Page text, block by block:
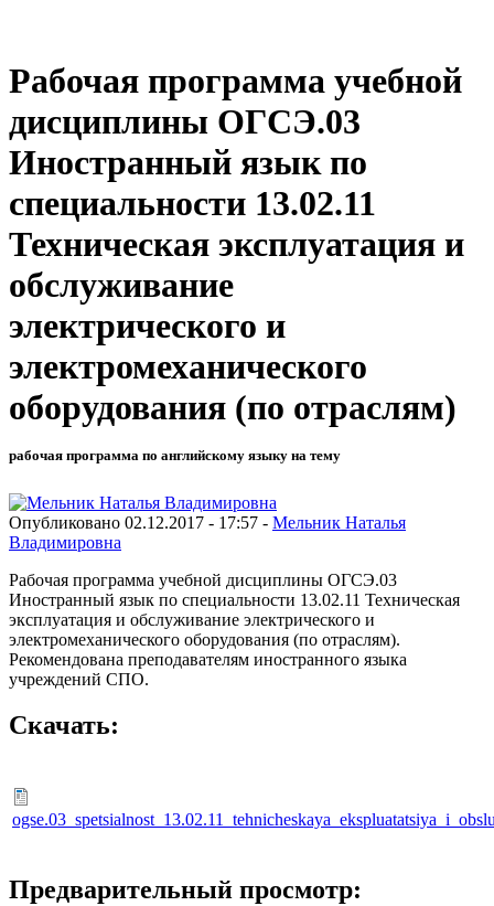
Рабочая программа учебной
дисциплины ОГСЭ.03
Иностранный язык по
специальности 13.02.11
Техническая эксплуатация и
обслуживание
электрического и
электромеханического
оборудования (по отраслям)
рабочая программа по английскому языку на тему
Опубликовано 02.12.2017 - 17:57 - Мельник Наталья
Владимировна
Рабочая программа учебной дисциплины ОГСЭ.03
Иностранный язык по специальности 13.02.11 Техническая
эксплуатация и обслуживание электрического и
электромеханического оборудования (по отраслям).
Рекомендована преподавателям иностранного языка
учреждений СПО.
Скачать:
Предварительный просмотр: